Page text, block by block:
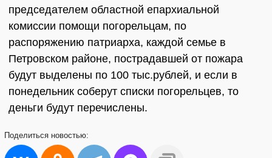
председателем областной епархиальной
комиссии помощи погорельцам, по
распоряжению патриарха, каждой семье в
Петровском районе, пострадавшей от пожара
будут выделены по 100 тыс.рублей, и если в
понедельник соберут списки погорельцев, то
деньги будут перечислены.
Поделиться новостью: